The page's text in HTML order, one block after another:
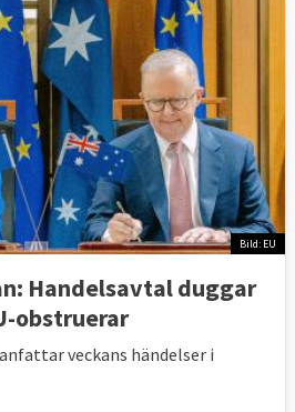
Bild: EU
Handelsavtal duggar
obstruerar
veckans händelser i